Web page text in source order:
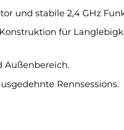
und stabile 2,4 GHz
für
Außenbereich.
Rennsessions.